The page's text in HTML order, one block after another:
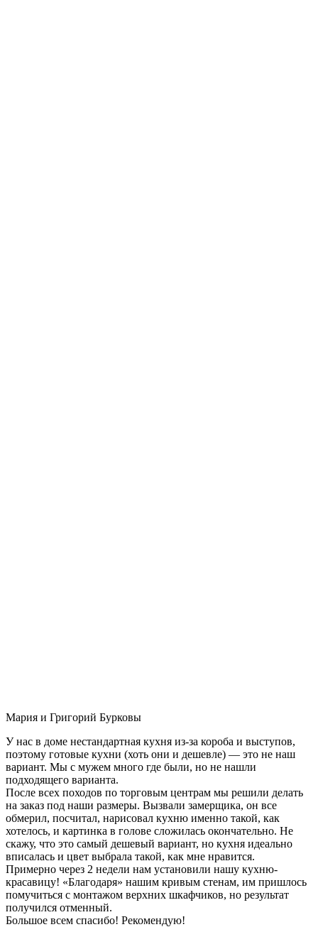
Мария и Григорий Бурковы
У нас в доме нестандартная кухня из-за короба и выступов,
поэтому готовые кухни (хоть они и дешевле) — это не наш
вариант. Мы с мужем много где были, но не нашли
подходящего варианта.
После всех походов по торговым центрам мы решили делать
на заказ под наши размеры. Вызвали замерщика, он все
обмерил, посчитал, нарисовал кухню именно такой, как
хотелось, и картинка в голове сложилась окончательно. Не
скажу, что это самый дешевый вариант, но кухня идеально
вписалась и цвет выбрала такой, как мне нравится.
Примерно через 2 недели нам установили нашу кухню-
красавицу! «Благодаря» нашим кривым стенам, им пришлось
помучиться с монтажом верхних шкафчиков, но результат
получился отменный.
Большое всем спасибо! Рекомендую!